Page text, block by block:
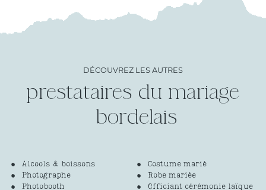
DÉCOUVREZ LES AUTRES
prestataires du mariage
Alcools & boissons
Photographe
Photobooth
Costume marié
Robe mariée
Officiant cérémonie laïque